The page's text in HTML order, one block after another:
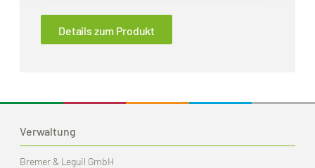
Details zum Produkt
Verwaltung
Bremer & Leguil GmbH